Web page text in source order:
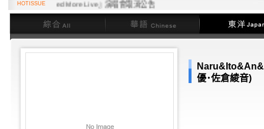
HOTISSUE
日『Need More Live』演唱會取消公告
綜合
華語 東洋
優･佐倉綾音)